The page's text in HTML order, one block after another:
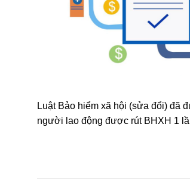
Luật Bảo hiểm xã hội (sửa đổi) đã
người lao động được rút BHXH 1